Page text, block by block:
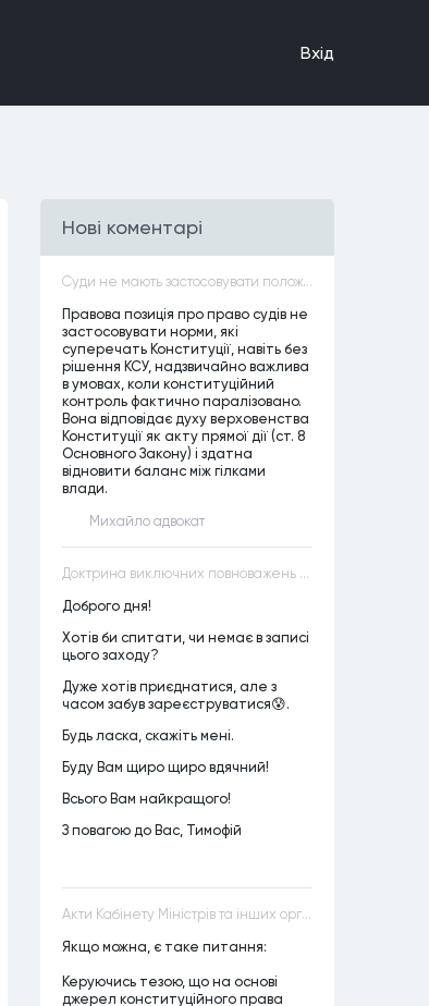
Вхiд
Нові коментарі
Суди не мають застосовувати положення законів, які не відповідають Конституції, незалежно від того, чи визнавалися вони Конституційним Судом України неконституційними, тобто закони, що суперечать Конституції України не можуть застосовуватися навіть у випадках, коли вони є чинними
Правова позиція про право судів не
застосовувати норми, які
суперечать Конституції, навіть без
рішення КСУ, надзвичайно важлива
в умовах, коли конституційний
контроль фактично паралізовано.
Вона відповідає духу верховенства
Конституції як акту прямої дії (ст. 8
Основного Закону) і здатна
відновити баланс між гілками
влади.
Михайло адвокат
Доктрина виключних повноважень VS Доктрина прихованих повноважень
Доброго дня!
Хотів би спитати, чи немає в записі
цього заходу?
Дуже хотів приєднатися, але з
часом забув зареєструватися😰.
Будь ласка, скажіть мені.
Буду Вам щиро щиро вдячний!
Всього Вам найкращого!
З повагою до Вас, Тимофій
Акти Кабінету Міністрів та інших органів державної влади як джерела конституційного права
Якщо можна, є таке питання:
Керуючись тезою, що на основі
джерел конституційного права